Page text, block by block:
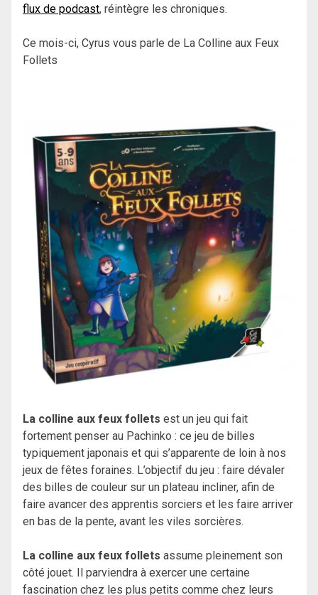
flux de podcast, réintègre les chroniques.
Ce mois-ci, Cyrus vous parle de La Colline aux Feux
Follets
La colline aux feux follets est un jeu qui fait
fortement penser au Pachinko : ce jeu de billes
typiquement japonais et qui s’apparente de loin à nos
jeux de fêtes foraines. L’objectif du jeu : faire dévaler
des billes de couleur sur un plateau incliner, afin de
faire avancer des apprentis sorciers et les faire arriver
en bas de la pente, avant les viles sorcières.
La colline aux feux follets assume pleinement son
côté jouet. Il parviendra à exercer une certaine
fascination chez les plus petits comme chez leurs